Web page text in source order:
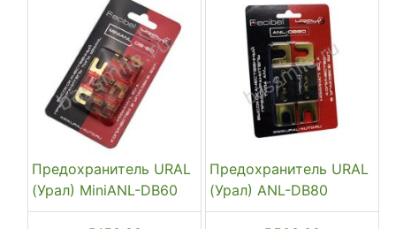
Предохранитель URAL
(Урал) MiniANL-DB60
Предохранитель URAL
(Урал) ANL-DB80